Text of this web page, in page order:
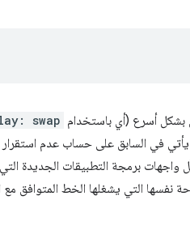
أسرع (أي باستخدام swap
في السابق على حساب عدم
برمجة التطبيقات الجديدة
نفسها التي يشغلها الخط المتوافق مع